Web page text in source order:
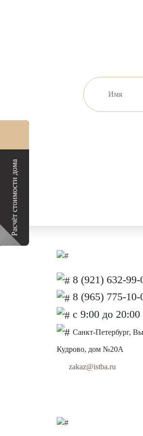
8 (921) 632-99-
8 (965) 775-10-
с 9:00 до 20:00
Санкт-Петербург,
Кудрово, дом №20А
zakaz@istba.ru
Расчёт стоимости дома